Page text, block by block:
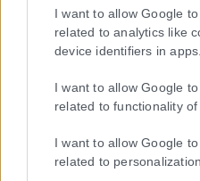
I want to allow Google
related to analytics like
device identifiers in apps.
I want to allow Google
related to functionality
I want to allow Google
related to personalization.
ΤΑ ΠΡΩΤΟΣΕΛΙΔΑ